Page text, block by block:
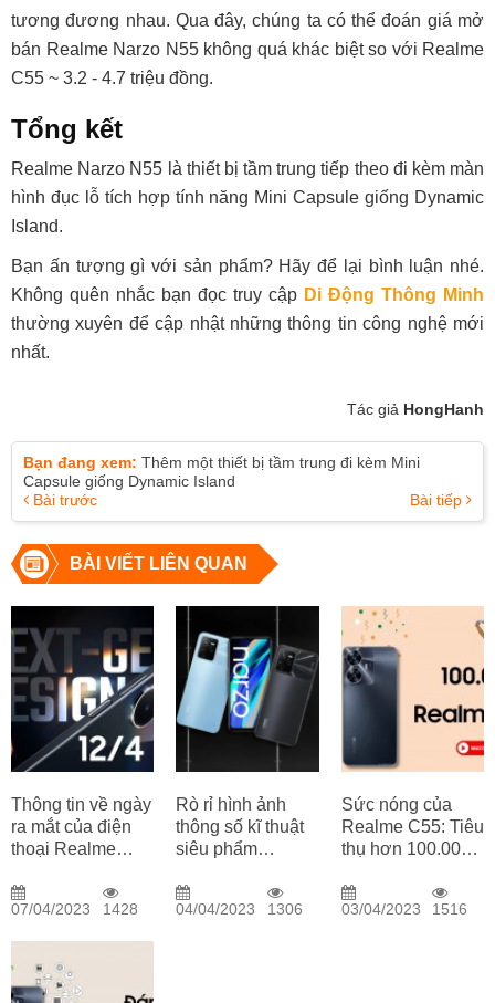
tương đương nhau. Qua đây, chúng ta có thể đoán giá mở
bán Realme Narzo N55 không quá khác biệt so với Realme
C55 ~ 3.2 - 4.7 triệu đồng.
Tổng kết
Realme Narzo N55 là thiết bị tầm trung tiếp theo đi kèm màn
hình đục lỗ tích hợp tính năng Mini Capsule giống Dynamic
Island.
Bạn ấn tượng gì với sản phẩm? Hãy để lại bình luận nhé.
Không quên nhắc bạn đọc truy cập Di Động Thông Minh
thường xuyên để cập nhật những thông tin công nghệ mới
nhất.
Tác giả HongHanh
Bạn đang xem: Thêm một thiết bị tầm trung đi kèm Mini
Capsule giống Dynamic Island
Bài trước
Bài tiếp
BÀI VIẾT LIÊN QUAN
Thông tin về ngày
ra mắt của điện
thoại Realme
07/04/2023 1428
Rò rỉ hình ảnh
thông số kĩ thuật
siêu phẩm
04/04/2023 1306
Sức nóng của
Realme C55: Tiêu
thụ hơn 100.000
mở bán tại Ấn Độ
03/04/2023 1516